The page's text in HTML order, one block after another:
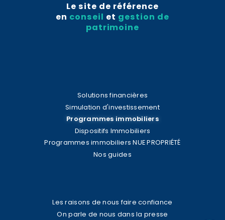
Le site de référence
en conseil et gestion de
patrimoine
Solutions financières
Simulation d'investissement
Programmes immobiliers
Dispositifs Immobiliers
Programmes immobiliers NUE PROPRIÉTÉ
Nos guides
Les raisons de nous faire confiance
On parle de nous dans la presse